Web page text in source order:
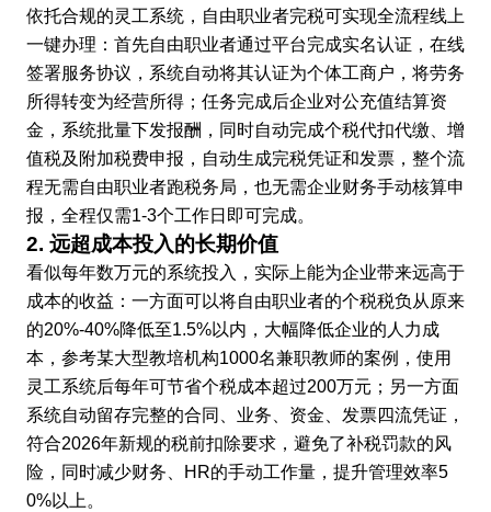
依托合规的灵工系统，自由职业者完税可实现全流程线上
一键办理：首先自由职业者通过平台完成实名认证，在线
签署服务协议，系统自动将其认证为个体工商户，将劳务
所得转变为经营所得；任务完成后企业对公充值结算资
金，系统批量下发报酬，同时自动完成个税代扣代缴、增
值税及附加税费申报，自动生成完税凭证和发票，整个流
程无需自由职业者跑税务局，也无需企业财务手动核算申
报，全程仅需1-3个工作日即可完成。
2. 远超成本投入的长期价值
看似每年数万元的系统投入，实际上能为企业带来远高于
成本的收益：一方面可以将自由职业者的个税税负从原来
的20%-40%降低至1.5%以内，大幅降低企业的人力成
本，参考某大型教培机构1000名兼职教师的案例，使用
灵工系统后每年可节省个税成本超过200万元；另一方面
系统自动留存完整的合同、业务、资金、发票四流凭证，
符合2026年新规的税前扣除要求，避免了补税罚款的风
险，同时减少财务、HR的手动工作量，提升管理效率5
0%以上。